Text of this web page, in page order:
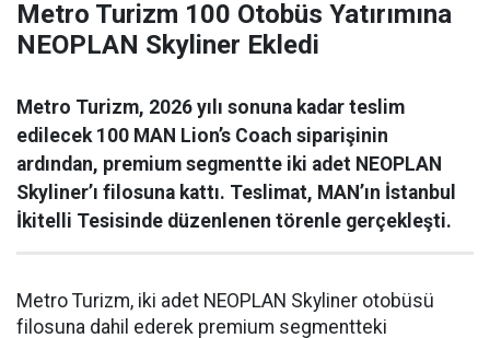
Metro Turizm 100 Otobüs Yatırımına
NEOPLAN Skyliner Ekledi
Metro Turizm, 2026 yılı sonuna kadar teslim
edilecek 100 MAN Lion’s Coach siparişinin
ardından, premium segmentte iki adet NEOPLAN
Skyliner’ı filosuna kattı. Teslimat, MAN’ın İstanbul
İkitelli Tesisinde düzenlenen törenle gerçekleşti.
Metro Turizm, iki adet NEOPLAN Skyliner otobüsü
filosuna dahil ederek premium segmentteki